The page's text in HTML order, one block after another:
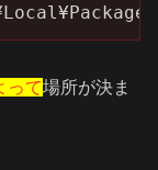
って場所が決ま